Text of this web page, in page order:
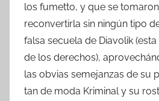
los fumetto, y que se
reconvertirla sin ningún tipo
falsa secuela de Diavolik
de los derechos),
las obvias semejanzas de su
tan de moda Kriminal y su